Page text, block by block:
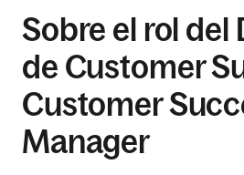
Sobre el rol del
de Customer
Customer
Manager